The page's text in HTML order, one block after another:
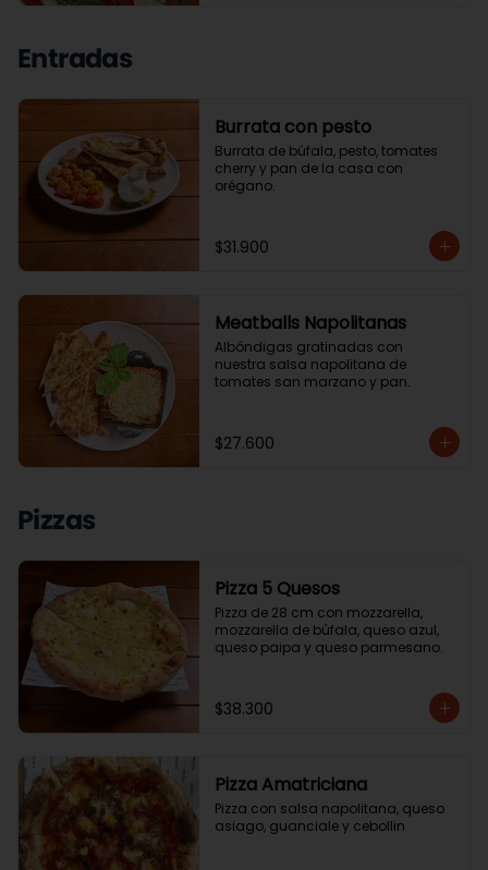
Entradas
Burrata con pesto
Burrata de búfala, pesto, tomates
cherry y pan de la casa con
orégano.
$31.900
Meatballs Napolitanas
Albóndigas gratinadas con
nuestra salsa napolitana de
tomates san marzano y pan.
$27.600
Pizzas
Pizza 5 Quesos
Pizza de 28 cm con mozzarella,
mozzarella de búfala, queso azul,
queso paipa y queso parmesano.
$38.300
Pizza Amatriciana
Pizza con salsa napolitana, queso
asiago, guanciale y cebollin